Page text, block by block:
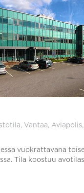
Vantaa, Aviapolis,
vuokrattavana
Tila koostuu